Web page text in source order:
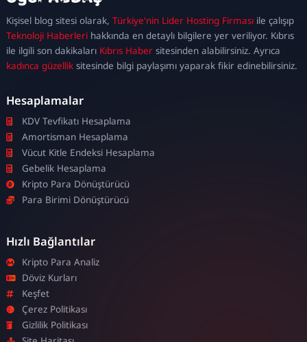
Kişisel blog sitesi olarak,Türkiye'nin Lider Hosting Firması ile çalışıp
Teknoloji Haberleri hakkında en detaylı bilgilere yer veriliyor. Kıbrıs
ile ilgili son dakikaları Kıbrıs Haber sitesinden alabilirsiniz. Ayrıca
kadınca güzellik sitesinde bilgi paylaşımı yaparak fikir edinebilirsiniz.
escortmaltepe
escortataşehir
escortümraniye
escort
Hesaplamalar
KDV Tevfikatı Hesaplama
Amortisman Hesaplama
Vücut Kitle Endeksi Hesaplama
Gebelik Hesaplama
Kripto Para Dönüştürücü
Para Birimi Dönüştürücü
Hızlı Bağlantılar
Kripto Para Analiz
Döviz Kurları
Keşfet
Çerez Politikası
Gizlilik Politikası